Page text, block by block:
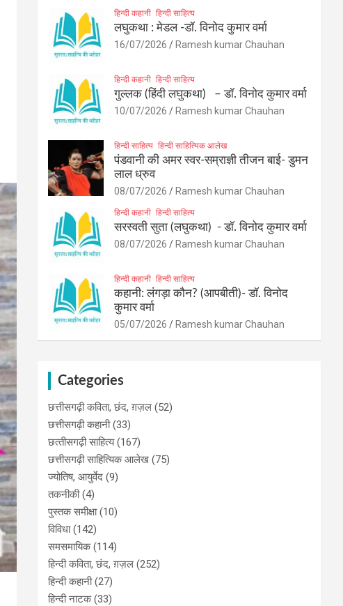
हिन्दी कहानी हिन्दी साहित्य
लघुकथा : मेडल -डॉ. विनोद कुमार वर्मा
16/07/2026 Ramesh kumar Chauhan
हिन्दी कहानी हिन्दी साहित्य
गुल्लक (हिंदी लघुकथा) – डॉ. विनोद कुमार वर्मा
10/07/2026 Ramesh kumar Chauhan
हिन्दी साहित्य हिन्दी साहित्यिक आलेख
पंडवानी की अमर स्वर-सम्राज्ञी तीजन बाई- डुमन
लाल ध्रुव
08/07/2026 Ramesh kumar Chauhan
हिन्दी कहानी हिन्दी साहित्य
सरस्वती सुता (लघुकथा) ​- डॉ. विनोद कुमार वर्मा
08/07/2026 Ramesh kumar Chauhan
हिन्दी कहानी हिन्दी साहित्य
कहानी: लंगड़ा कौन? (आपबीती)​- डॉ. विनोद
कुमार वर्मा
05/07/2026 Ramesh kumar Chauhan
Categories
छत्तीसगढ़ी कविता, छंद, ग़ज़ल (52)
छत्तीसगढ़ी कहानी(33)
छत्‍तीसगढ़ी साहित्‍य(167)
छत्तीसगढ़ी साहित्यिक आलेख (75)
ज्योतिष, आयुर्वेद (9)
तकनीकी(4)
पुस्‍तक समीक्षा(10)
विविधा(142)
समसमायिक(114)
हिन्दी कविता, छंद, ग़ज़ल (252)
हिन्दी कहानी(27)
हिन्‍दी नाटक(33)